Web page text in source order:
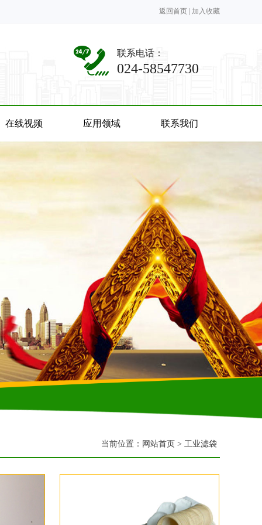
返回首页 加入收藏
联系电话：
024-58547730
在线视频 应用领域 联系我们
当前位置： 网站首页 > 工业滤袋